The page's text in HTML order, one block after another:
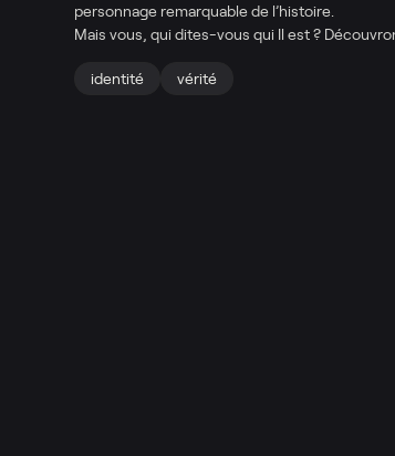
personnage remarquable de l’histoire.
Mais vous, qui dites-vous qui Il est ?
identité vérité